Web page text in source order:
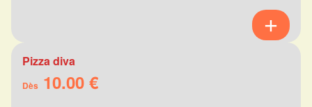
Pizza diva
Dès 10.00 €